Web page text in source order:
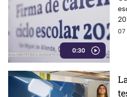
0:30
el
07